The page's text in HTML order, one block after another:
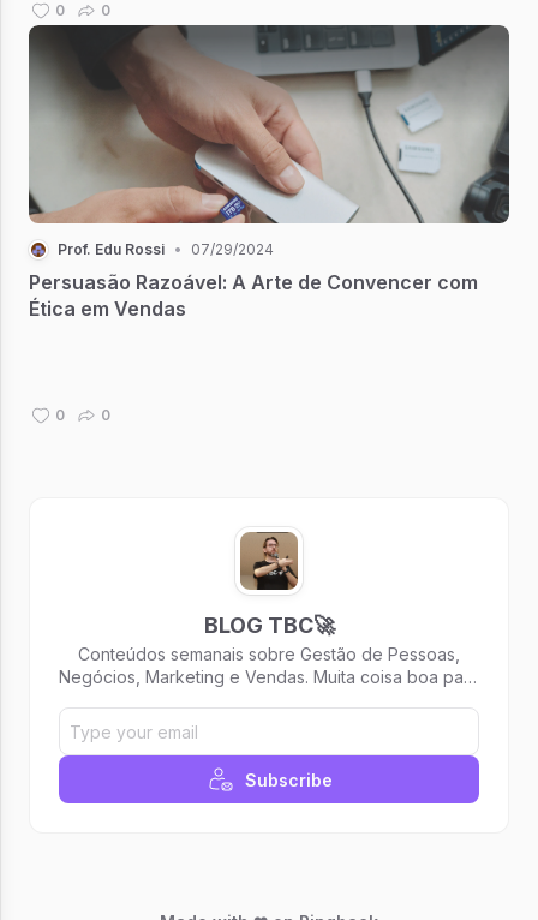
0 0
Prof. Edu Rossi • 07/29/2024
Persuasão Razoável: A Arte de Convencer com
Ética em Vendas
0 0
BLOG TBC🚀
Conteúdos semanais sobre Gestão de Pessoas,
Negócios, Marketing e Vendas. Muita coisa boa para
Subscribe